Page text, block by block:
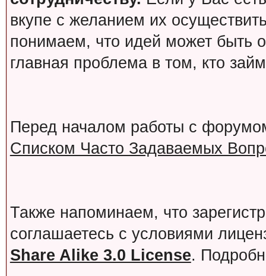
вкупе с желанием их
понимаем, что идей может быть
главная проблема в том, кто
Перед началом работы с
Списком Часто Задаваемых
Также напоминаем, что
соглашаетесь с условиями
Share Alike 3.0 License.